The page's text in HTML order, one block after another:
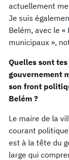
actuellement
Je suis
Belém, avec le
municipaux »,
Quelles sont
gouvernement
son front
Belém ?
Le maire de la
courant
est à la tête du
large qui